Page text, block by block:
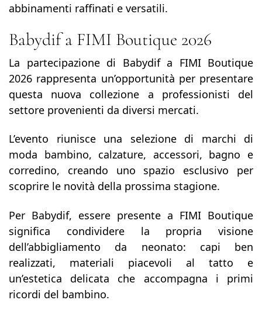
abbinamenti raffinati e versatili.
Babydif a FIMI Boutique 2026
La partecipazione di Babydif a FIMI Boutique
2026 rappresenta un’opportunità per presentare
questa nuova collezione a professionisti del
settore provenienti da diversi mercati.
L’evento riunisce una selezione di marchi di
moda bambino, calzature, accessori, bagno e
corredino, creando uno spazio esclusivo per
scoprire le novità della prossima stagione.
Per Babydif, essere presente a FIMI Boutique
significa condividere la propria visione
dell’abbigliamento da neonato: capi ben
realizzati, materiali piacevoli al tatto e
un’estetica delicata che accompagna i primi
ricordi del bambino.